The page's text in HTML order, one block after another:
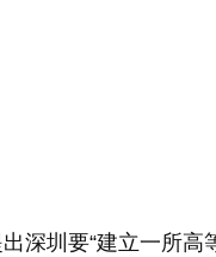
圳要“建立一所高